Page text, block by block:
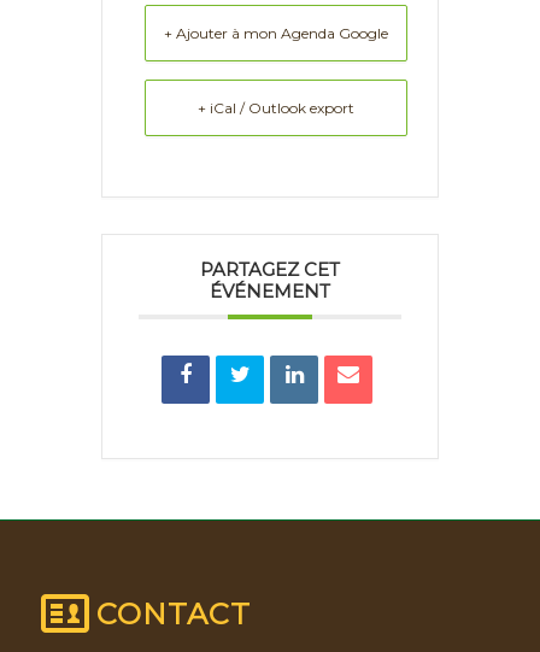
+ Ajouter à mon Agenda Google
+ iCal / Outlook export
PARTAGEZ CET
ÉVÉNEMENT
CONTACT